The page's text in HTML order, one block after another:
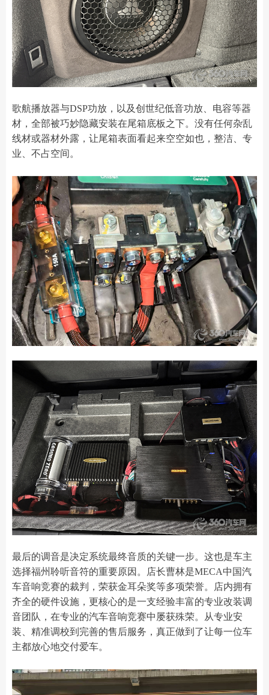
歌航播放器与DSP功放，以及创世纪低音功放、电容等器
材，全部被巧妙隐藏安装在尾箱底板之下。没有任何杂乱
线材或器材外露，让尾箱表面看起来空空如也，整洁、专
业、不占空间。
最后的调音是决定系统最终音质的关键一步。这也是车主
选择福州聆听音符的重要原因。店长曹林是MECA中国汽
车音响竞赛的裁判，荣获金耳朵奖等多项荣誉。店内拥有
齐全的硬件设施，更核心的是一支经验丰富的专业改装调
音团队，在专业的汽车音响竞赛中屡获殊荣。从专业安
装、精准调校到完善的售后服务，真正做到了让每一位车
主都放心地交付爱车。